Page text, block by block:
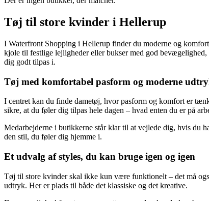
Tøj til store kvinder i Hellerup
I Waterfront Shopping i Hellerup finder du moderne og
kjole til festlige lejligheder eller bukser med god
dig godt tilpas i.
Tøj med komfortabel pasform og moderne
I centret kan du finde dametøj, hvor pasform og komfort er
sikre, at du føler dig tilpas hele dagen – hvad enten du er på
Medarbejderne i butikkerne står klar til at vejlede dig, hvis du
den stil, du føler dig hjemme i.
Et udvalg af styles, du kan bruge igen og igen
Tøj til store kvinder skal ikke kun være funktionelt – det må
udtryk. Her er plads til både det klassiske og det kreative.